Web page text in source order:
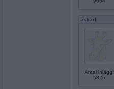
åskarl
Antal inlägg:
5826